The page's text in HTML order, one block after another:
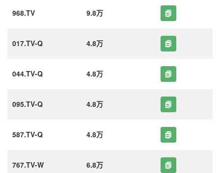
968.TV 9.8万
017.TV-Q 4.8万
044.TV-Q 4.8万
095.TV-Q 4.8万
587.TV-Q 4.8万
767.TV-W 6.8万